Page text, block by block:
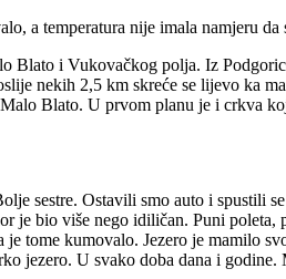
a temperatura nije imala namjeru
Blato i Vukovačkog polja. Iz
nekih 2,5 km skreće se lijevo ka
Blato. U prvom planu je i crkva
sestre. Ostavili smo auto i
je bio više nego idiličan. Puni
tome kumovalo. Jezero je mamilo
jezero. U svako doba dana i